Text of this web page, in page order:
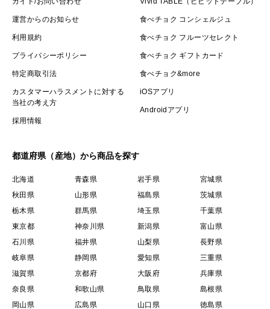
運営からのお知らせ
利用規約
プライバシーポリシー
特定商取引法
カスタマーハラスメントに対する
当社の考え方
採用情報
食べチョク コンシェルジュ
食べチョク フルーツセレクト
食べチョク ギフトカード
食べチョク&more
iOSアプリ
Androidアプリ
都道府県（産地）から商品を探す
北海道 青森県 岩手県
宮城県
秋田県
山形県 福島県
茨城県
栃木県
群馬県 埼玉県
千葉県
東京都
神奈川県 新潟県
富山県
石川県
福井県 山梨県
長野県
岐阜県
静岡県 愛知県
三重県
滋賀県
京都府 大阪府
兵庫県
奈良県
和歌山県 鳥取県
島根県
岡山県
広島県 山口県 徳島県